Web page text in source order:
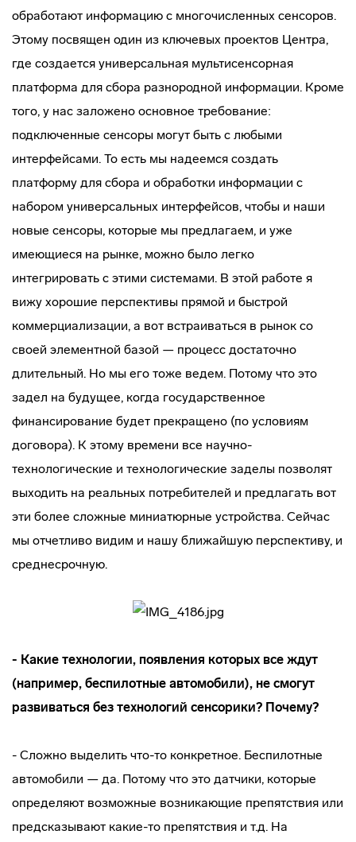
обработают информацию с многочисленных сенсоров.
Этому посвящен один из ключевых проектов Центра,
где создается универсальная мультисенсорная
платформа для сбора разнородной информации. Кроме
того, у нас заложено основное требование:
подключенные сенсоры могут быть с любыми
интерфейсами. То есть мы надеемся создать
платформу для сбора и обработки информации с
набором универсальных интерфейсов, чтобы и наши
новые сенсоры, которые мы предлагаем, и уже
имеющиеся на рынке, можно было легко
интегрировать с этими системами. В этой работе я
вижу хорошие перспективы прямой и быстрой
коммерциализации, а вот встраиваться в рынок со
своей элементной базой — процесс достаточно
длительный. Но мы его тоже ведем. Потому что это
задел на будущее, когда государственное
финансирование будет прекращено (по условиям
договора). К этому времени все научно-
технологические и технологические заделы позволят
выходить на реальных потребителей и предлагать вот
эти более сложные миниатюрные устройства. Сейчас
мы отчетливо видим и нашу ближайшую перспективу, и
среднесрочную.
- Какие технологии, появления которых все ждут
(например, беспилотные автомобили), не смогут
развиваться без технологий сенсорики? Почему?
- Сложно выделить что-то конкретное. Беспилотные
автомобили — да. Потому что это датчики, которые
определяют возможные возникающие препятствия или
предсказывают какие-то препятствия и т.д. На